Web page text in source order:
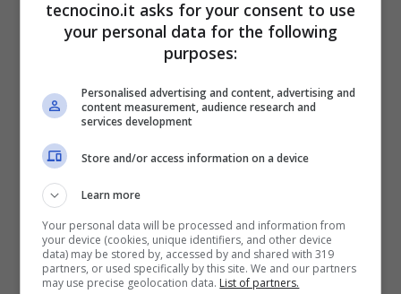
Dacosa deriva la parola Spam? Ecco la
possibile soluzione.
tecnocino.it asks for your consent to use
your personal data for the following
purposes:
Personalised advertising and content, advertising and
content measurement, audience research and
services development
Store and/or access information on a device
Learn more
Your personal data will be processed and information from
your device (cookies, unique identifiers, and other device
data) may be stored by, accessed by and shared with 319
partners, or used specifically by this site. We and our partners
may use precise geolocation data. List of partners.